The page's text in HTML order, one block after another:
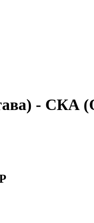
- СКА